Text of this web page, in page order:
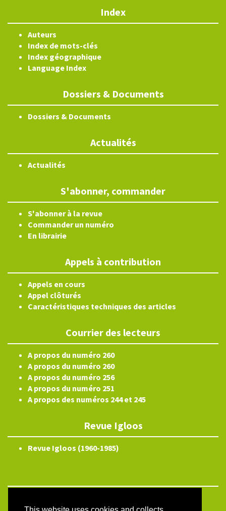
Index
Auteurs
Index de mots-clés
Index géographique
Language Index
Dossiers & Documents
Dossiers & Documents
Actualités
Actualités
S'abonner, commander
S'abonner à la revue
Commander un numéro
En librairie
Appels à contribution
Appels en cours
Appel clôturés
Caractéristiques techniques des articles
Courrier des lecteurs
A propos du numéro 260
A propos du numéro 260
A propos du numéro 256
A propos du numéro 251
A propos des numéros 244 et 245
Revue Igloos
Revue Igloos (1960-1985)